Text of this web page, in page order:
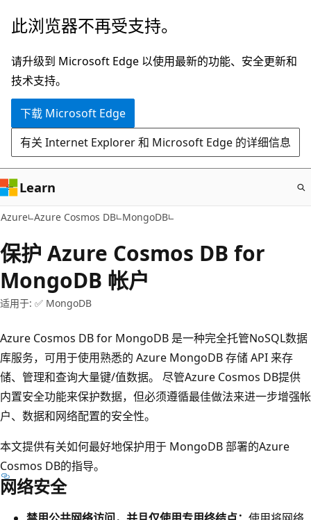
跳
主
要
内
此浏览器不再受支持。
请升级到 Microsoft Edge 以使用最新的功能、安全更新和
技术支持。
下载 Microsoft Edge
有关 Internet Explorer 和 Microsoft Edge 的详细信息
Learn
Azure Azure Cosmos DB MongoDB
保护 Azure Cosmos DB for
MongoDB 帐户
适用于: ✅ MongoDB
Azure Cosmos DB for MongoDB 是一种完全托管NoSQL数据
库服务，可用于使用熟悉的 Azure MongoDB 存储 API 来存
储、管理和查询大量键/值数据。 尽管Azure Cosmos DB提供
内置安全功能来保护数据，但必须遵循最佳做法来进一步增强帐
户、数据和网络配置的安全性。
本文提供有关如何最好地保护用于 MongoDB 部署的Azure
Cosmos DB的指导。
网络安全